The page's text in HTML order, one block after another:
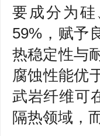
要成分为
59%，赋予
热稳定性与
腐蚀性能优
武岩纤维可
隔热领域，